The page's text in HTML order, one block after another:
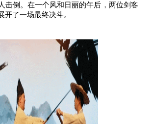
击倒。在一个风和日丽的午后，两位剑客
开了一场最终决斗。